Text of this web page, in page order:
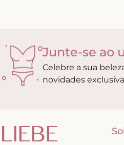
Junte-se ao
Celebre a sua
novidades